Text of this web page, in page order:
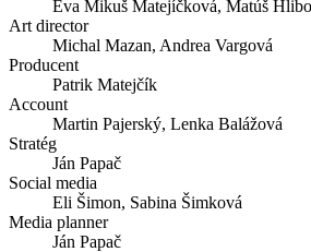
Eva Mikuš Matejíčková, Matúš
Art director
Michal Mazan, Andrea Vargová
Producent
Patrik Matejčík
Account
Martin Pajerský, Lenka Balážová
Stratég
Ján Papač
Social media
Eli Šimon, Sabina Šimková
Media planner
Ján Papač